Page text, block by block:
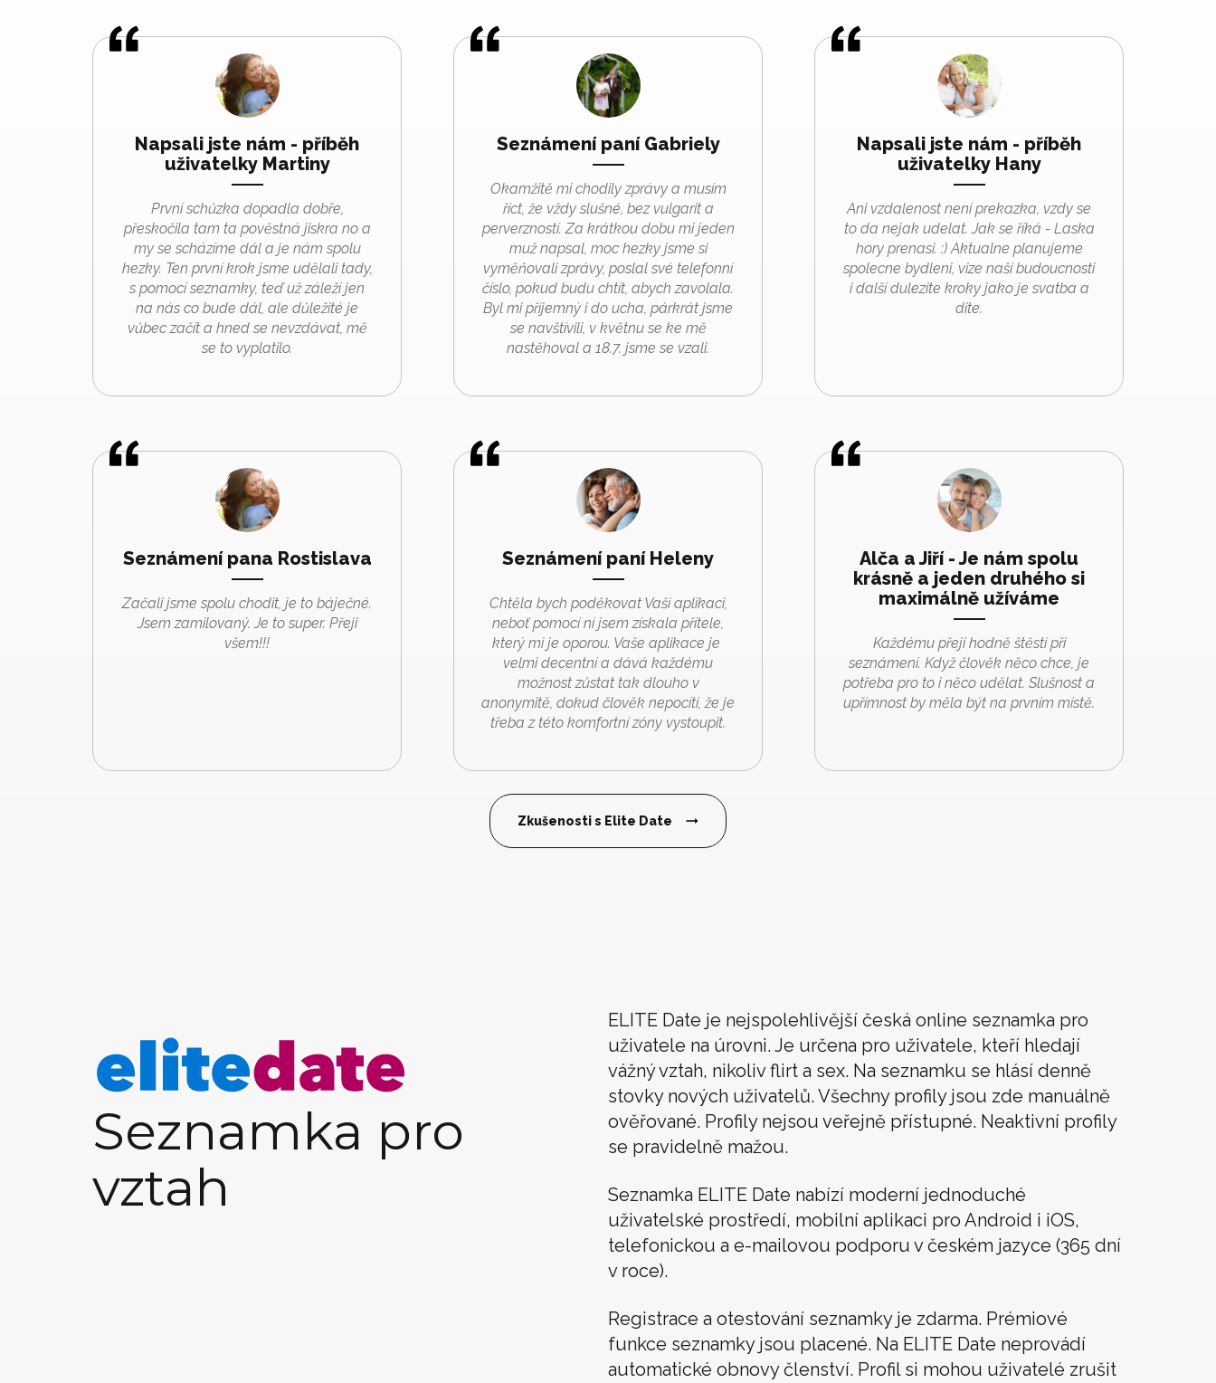
Napsali jste nám - příběh
uživatelky Martiny
První schůzka dopadla dobře,
přeskočila tam ta pověstná jiskra no a
my se scházíme dál a je nám spolu
hezky. Ten první krok jsme udělali tady,
s pomocí seznamky, teď už záleží jen
na nás co bude dál, ale důležité je
vůbec začít a hned se nevzdávat, mě
se to vyplatilo.
Seznámení paní Gabriely
Okamžitě mi chodily zprávy a musím
říct, že vždy slušné, bez vulgarit a
perverzností. Za krátkou dobu mi jeden
muž napsal, moc hezky jsme si
vyměňovali zprávy, poslal své telefonní
číslo, pokud budu chtít, abych zavolala.
Byl mi příjemný i do ucha, párkrát jsme
se navštívili, v květnu se ke mě
nastěhoval a 18.7. jsme se vzali.
Napsali jste nám - příběh
uživatelky Hany
Ani vzdalenost není prekazka, vzdy se
to da nejak udelat. Jak se říká - Laska
hory prenasi. :) Aktualne planujeme
spolecne bydleni, vize naší budoucnosti
i další dulezite kroky jako je svatba a
dite.
Seznámení pana Rostislava
Začali jsme spolu chodit, je to báječné.
Jsem zamilovaný. Je to super. Přeji
všem!!!
Seznámení paní Heleny
Chtěla bych poděkovat Vaší aplikaci,
neboť pomocí ní jsem získala přítele,
který mi je oporou. Vaše aplikace je
velmi decentní a dává každému
možnost zůstat tak dlouho v
anonymitě, dokud člověk nepocítí, že je
třeba z této komfortní zóny vystoupit.
Alča a Jiří - Je nám spolu
krásně a jeden druhého si
maximálně užíváme
Každému přeji hodně štěstí při
seznámení. Když člověk něco chce, je
potřeba pro to i něco udělat. Slušnost a
upřímnost by měla být na prvním místě.
Zkušenosti s Elite Date
Seznamka pro
vztah
ELITE Date je nejspolehlivější česká online seznamka pro
uživatele na úrovni. Je určena pro uživatele, kteří hledají
vážný vztah, nikoliv flirt a sex. Na seznamku se hlásí denně
stovky nových uživatelů. Všechny profily jsou zde manuálně
ověřované. Profily nejsou veřejně přístupné. Neaktivní profily
se pravidelně mažou.
Seznamka ELITE Date nabízí moderní jednoduché
uživatelské prostředí, mobilní aplikaci pro Android i iOS,
telefonickou a e-mailovou podporu v českém jazyce (365 dní
v roce).
Registrace a otestování seznamky je zdarma. Prémiové
funkce seznamky jsou placené. Na ELITE Date neprovádí
automatické obnovy členství. Profil si mohou uživatelé zrušit